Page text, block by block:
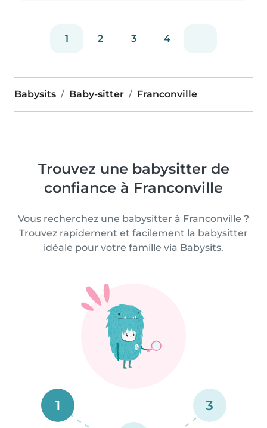
1 2 3 4
Babysits Baby-sitter Franconville
Trouvez une babysitter de
confiance à Franconville
Vous recherchez une babysitter à Franconville ?
Trouvez rapidement et facilement la babysitter
idéale pour votre famille via Babysits.
1 3